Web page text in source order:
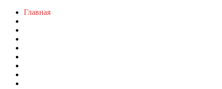
Главная